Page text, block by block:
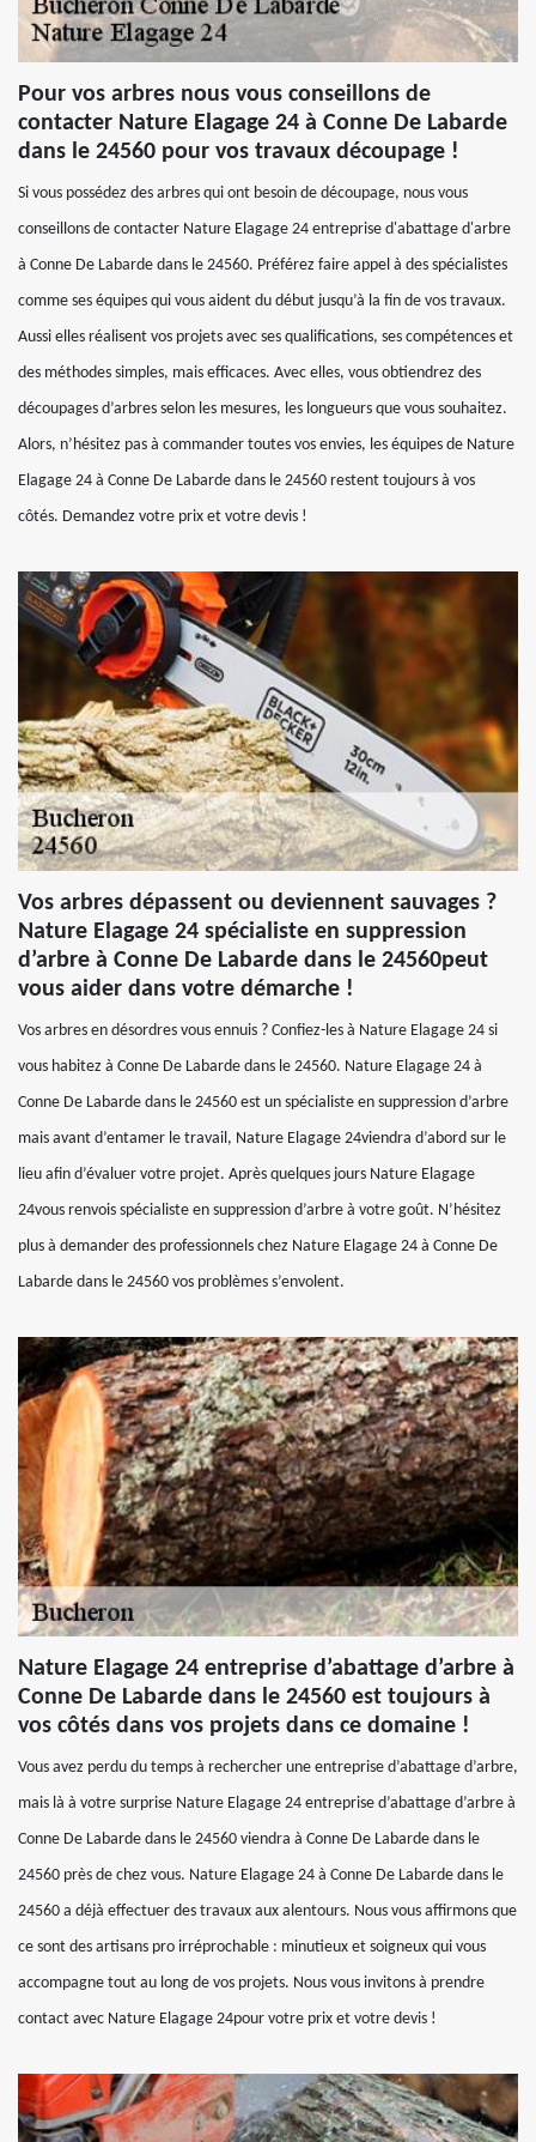
Pour vos arbres nous vous conseillons de
contacter Nature Elagage 24 à Conne De Labarde
dans le 24560 pour vos travaux découpage !
Si vous possédez des arbres qui ont besoin de découpage, nous vous
conseillons de contacter Nature Elagage 24 entreprise d'abattage d'arbre
à Conne De Labarde dans le 24560. Préférez faire appel à des spécialistes
comme ses équipes qui vous aident du début jusqu’à la fin de vos travaux.
Aussi elles réalisent vos projets avec ses qualifications, ses compétences et
des méthodes simples, mais efficaces. Avec elles, vous obtiendrez des
découpages d’arbres selon les mesures, les longueurs que vous souhaitez.
Alors, n’hésitez pas à commander toutes vos envies, les équipes de Nature
Elagage 24 à Conne De Labarde dans le 24560 restent toujours à vos
côtés. Demandez votre prix et votre devis !
Vos arbres dépassent ou deviennent sauvages ?
Nature Elagage 24 spécialiste en suppression
d’arbre à Conne De Labarde dans le 24560peut
vous aider dans votre démarche !
Vos arbres en désordres vous ennuis ? Confiez-les à Nature Elagage 24 si
vous habitez à Conne De Labarde dans le 24560. Nature Elagage 24 à
Conne De Labarde dans le 24560 est un spécialiste en suppression d’arbre
mais avant d’entamer le travail, Nature Elagage 24viendra d’abord sur le
lieu afin d’évaluer votre projet. Après quelques jours Nature Elagage
24vous renvois spécialiste en suppression d’arbre à votre goût. N’hésitez
plus à demander des professionnels chez Nature Elagage 24 à Conne De
Labarde dans le 24560 vos problèmes s’envolent.
Nature Elagage 24 entreprise d’abattage d’arbre à
Conne De Labarde dans le 24560 est toujours à
vos côtés dans vos projets dans ce domaine !
Vous avez perdu du temps à rechercher une entreprise d’abattage d’arbre,
mais là à votre surprise Nature Elagage 24 entreprise d’abattage d’arbre à
Conne De Labarde dans le 24560 viendra à Conne De Labarde dans le
24560 près de chez vous. Nature Elagage 24 à Conne De Labarde dans le
24560 a déjà effectuer des travaux aux alentours. Nous vous affirmons que
ce sont des artisans pro irréprochable : minutieux et soigneux qui vous
accompagne tout au long de vos projets. Nous vous invitons à prendre
contact avec Nature Elagage 24pour votre prix et votre devis !